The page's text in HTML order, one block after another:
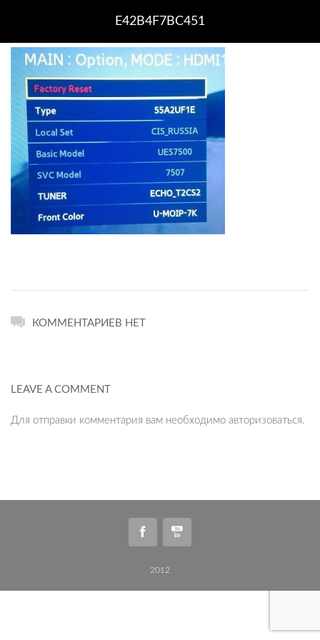
E42B4F7BC451
КОММЕНТАРИЕВ НЕТ
LEAVE A COMMENT
Для отправки комментария вам необходимо авторизоваться.
2012